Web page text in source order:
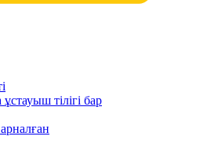
тілігі бар